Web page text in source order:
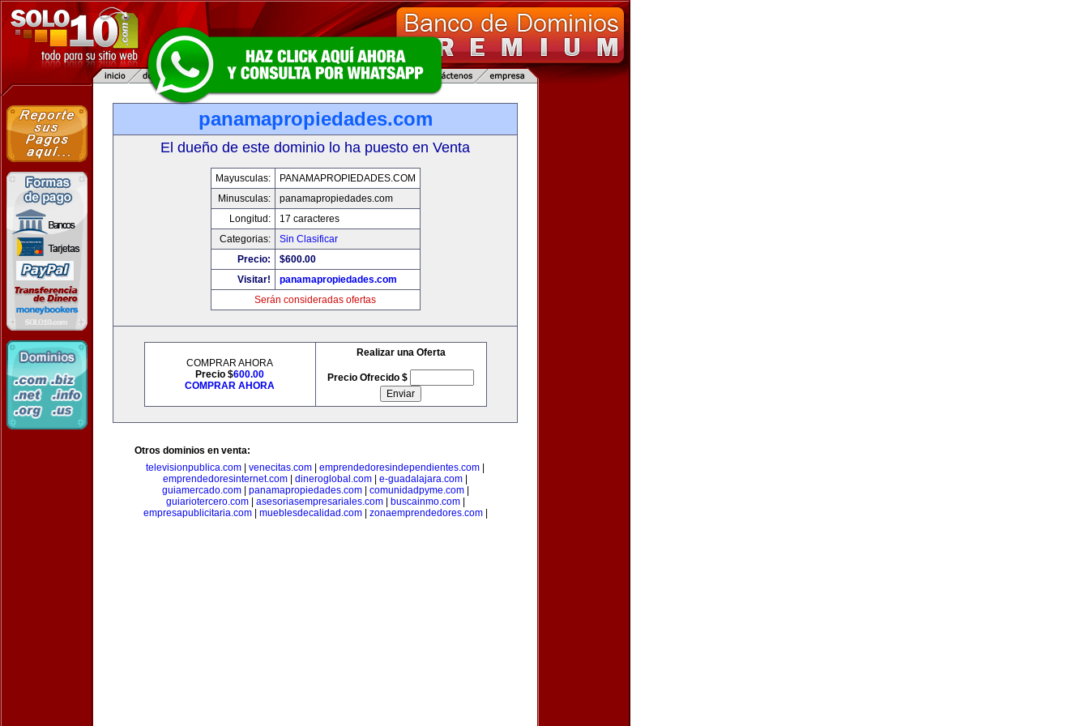
panamapropiedades.com
El dueño de este dominio lo ha puesto en Venta
Mayusculas:
PANAMAPROPIEDADES.COM
Minusculas:
panamapropiedades.com
Longitud:
17 caracteres
Categorias:
Sin Clasificar
Precio:
$600.00
Visitar!
panamapropiedades.com
Serán consideradas ofertas
COMPRAR AHORA
Precio $600.00
COMPRAR AHORA
Realizar una Oferta
Precio Ofrecido $
Otros dominios en venta:
televisionpublica.com
venecitas.com emprendedoresindependientes.com
emprendedoresinternet.com
dineroglobal.com e-guadalajara.com
guiamercado.com| panamapropiedades.com| comunidadpyme.com|
guiariotercero.com| asesoriasempresariales.com| buscainmo.com|
empresapublicitaria.com| mueblesdecalidad.com| zonaemprendedores.com|